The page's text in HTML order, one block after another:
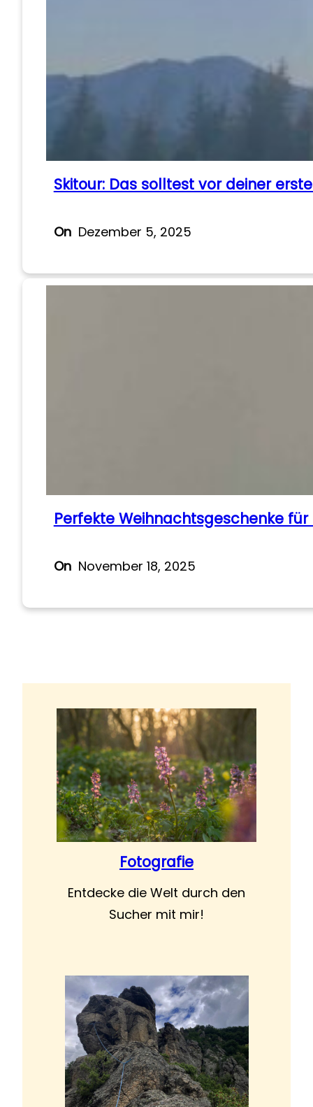
Skitour: Das solltest vor deiner
On Dezember 5, 2025
Perfekte Weihnachtsgeschenke
On November 18, 2025
Fotografie
Entdecke die Welt durch den
Sucher mit mir!